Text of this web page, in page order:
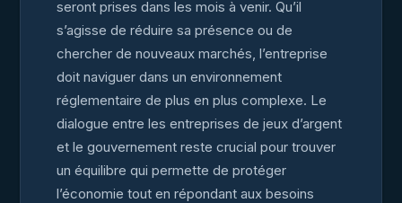
seront prises dans les mois à venir. Qu’il
s’agisse de réduire sa présence ou de
chercher de nouveaux marchés, l’entreprise
doit naviguer dans un environnement
réglementaire de plus en plus complexe. Le
dialogue entre les entreprises de jeux d’argent
et le gouvernement reste crucial pour trouver
un équilibre qui permette de protéger
l’économie tout en répondant aux besoins